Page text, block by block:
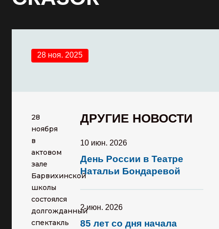
28 ноя. 2025
28
ноября
в
актовом
зале
Барвихинской
школы
состоялся
долгожданный
спектакль
ДРУГИЕ НОВОСТИ
10 июн. 2026
День России в Театре
Натальи Бондаревой
2 июн. 2026
85 лет со дня начала